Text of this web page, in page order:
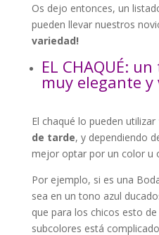
Os dejo entonces, un
pueden llevar nuestros
variedad!
EL CHAQUÉ:
muy elegante
El chaqué lo pueden utilizar
de tarde, y dependiendo
mejor optar por un color u
Por ejemplo, si es una
sea en un tono azul
que para los chicos esto
subcolores está